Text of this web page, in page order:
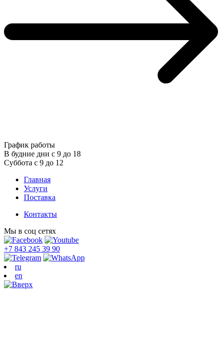
График работы
В будние дни с 9 до 18
Суббота с 9 до 12
Главная
Услуги
Поставка
Контакты
Мы в соц сетях
+7 843 245 39 90
ru
en